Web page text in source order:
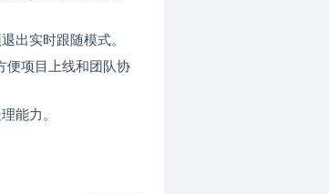
出实时跟随模式。
便项目上线和团队协
能力。